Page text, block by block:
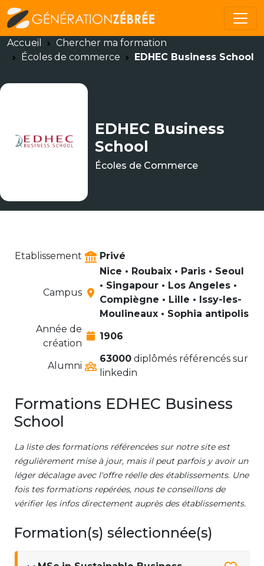
Accueil
Chercher ma formation
Écoles de commerce
EDHEC Business School
EDHEC Business
School
Écoles de Commerce
Etablissement Privé
Campus
Nice • Roubaix • Paris • Seoul
• Singapour • Los Angeles •
Compiègne • Lille • Issy-les-
Moulineaux • Sophia antipolis
Année de
création
1906
Alumni
63000 diplômés référencés sur
linkedin
Formations EDHEC Business
School
La liste des formations référencées sur notre site est
régulièrement mise à jour, mais il peut parfois y avoir un
léger décalage avec l'offre réelle des établissements. Une
fois tes formations repérées, nous te conseillons de
vérifier les infos directement auprès des établissements.
Formation(s) sélectionnée(s)